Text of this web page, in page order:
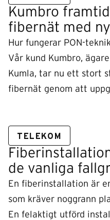
Kumbro
fibernät med
Hur fungerar PON-
Vår kund Kumbro,
Kumla, tar nu ett stort
fibernät genom att
TELEKOM
de vanliga
En fiberinstallation är
som kräver noggrann
En felaktigt utförd